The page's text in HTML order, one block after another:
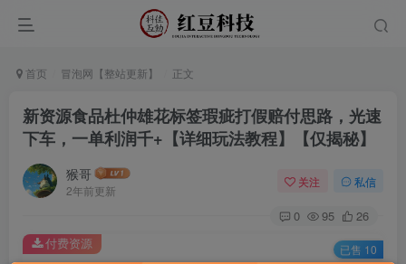
首页 冒泡网【整站更新】 正文
新资源食品杜仲雄花标签瑕疵打假赔付思路，光速
下车，一单利润千+【详细玩法教程】【仅揭秘】
猴哥
2年前更新
关注 私信
0 95 26
付费资源 已售 10